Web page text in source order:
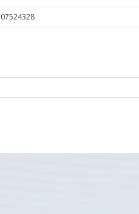
глаз. Продавец очень
Качеством довольна.